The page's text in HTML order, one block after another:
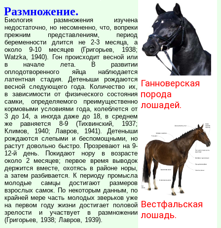
Размножение.
Биология размножения изучена
недостаточно, но несомненно, что, вопреки
прежним представлениям, период
беременности длится не 2-3 месяца, а
около 9-10 месяцев (Григорьев, 1938;
Watzka, 1940). Гон происходит весной или
в начале лета. В развитии
оплодотворенного яйца наблюдается
латентная стадия. Детеныши рождаются
весной следующего года. Количество их,
в зависимости от физического состояния
самки, определяемого преимущественно
кормовыми условиями года, колеблется от
3 до 14, а иногда даже до 18, в среднем
же равняется 8-9 (Тихвинский, 1937;
Климов, 1940; Лавров, 1941). Детеныши
рождаются слепыми и беспомощными, но
растут довольно быстро. Прозревают на 9-
12-й день. Покидают нору в возрасте
около 2 месяцев; первое время выводок
держится вместе, охотясь в районе норы,
а затем разбивается. К периоду промысла
молодые самцы достигают размеров
взрослых самок. По некоторым данным, по
крайней мере часть молодых зверьков уже
на первом году жизни достигает половой
зрелости и участвует в размножении
(Григорьев, 1938; Лавров, 1939).
Ганноверская
порода
лошадей.
Вестфальская
лошадь.